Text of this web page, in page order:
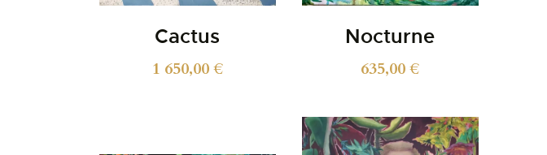
Cactus
1 650,00€
Nocturne
635,00€